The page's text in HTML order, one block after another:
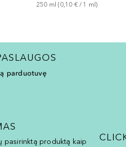
250 ml (0,10 € / 1 ml)
parduotuvę
pasirinktą produktą kaip